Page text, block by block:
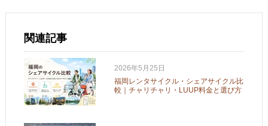
関連記事
2026年5月25日
福岡レンタサイクル・シェアサイクル比
較｜チャリチャリ・LUUP料金と選び方